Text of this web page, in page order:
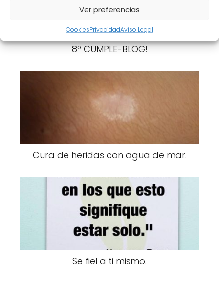
Ver preferencias
CookiesPrivacidadAviso Legal
8º CUMPLE-BLOG!
Cura de heridas con agua de mar.
Se fiel a ti mismo.